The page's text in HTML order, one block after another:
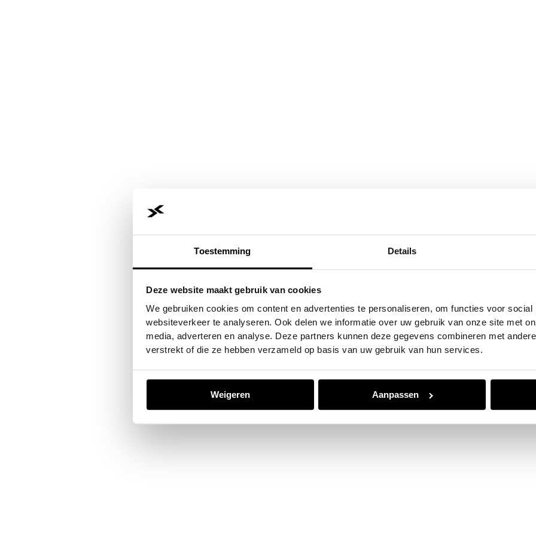
Toestemming Details
Deze website maakt gebruik van cookies
We gebruiken cookies om content en advertenties te personaliseren, om functies voor
websiteverkeer te analyseren. Ook delen we informatie over uw gebruik van onze site met
media, adverteren en analyse. Deze partners kunnen deze gegevens combineren met
verstrekt of die ze hebben verzameld op basis van uw gebruik van hun services.
Weigeren Aanpassen
Application error: aclient-side exception has occurred while loadingwww.jvk.nl(see the